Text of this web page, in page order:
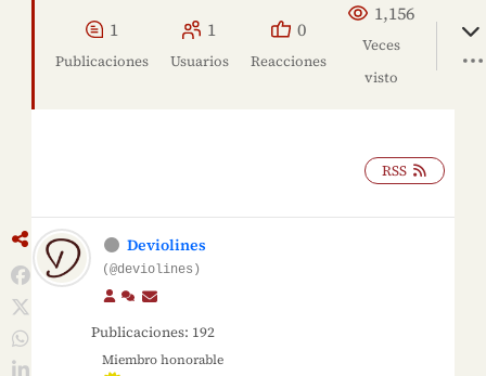
1
Publicaciones
1
Usuarios
0
Reacciones
1,156
Veces
visto
RSS
Deviolines
(@deviolines)
Publicaciones: 192
Miembro honorable